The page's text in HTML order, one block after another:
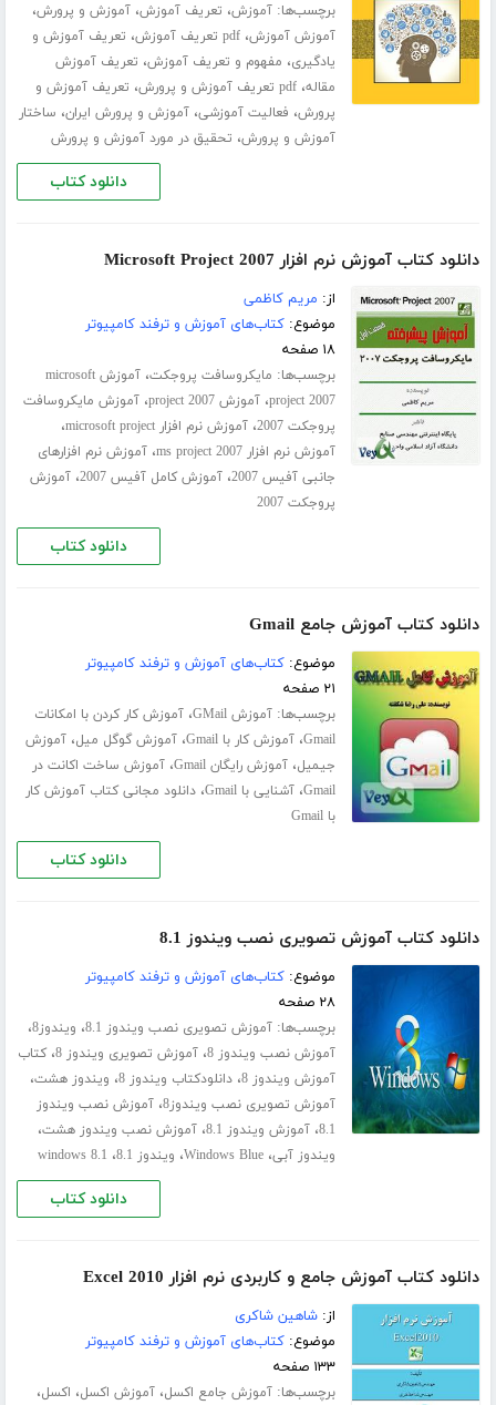
برچسب‌ها:آموزش، تعریف آموزش،آموزش و پرورش،
آموزش آموزش،pdf تعریف آموزش ، تعریف آموزش و
یادگیری، مفهوم و تعریف آموزش، تعریف آموزش
مقاله،pdf تعریف آموزش و پرورش ، تعریف آموزش و
پرورش، فعالیت آموزشی،آموزش و پرورش ایران، ساختار
آموزش و پرورش، تحقیق در مورد آموزش و پرورش
دانلود کتاب
دانلود کتاب آموزش نرم افزار Microsoft Project 2007
از: مریم کاظمی
موضوع:کتاب‌های آموزش و ترفند کامپیوتر
۱۸ صفحه
برچسب‌ها: مایکروسافت پروجکت،
آموزش microsoft
project 2007،آموزش project 2007 ،آموزش مایکروسافت
پروجکت 2007
،آموزش نرم افزار microsoft project ،
آموزش نرم افزار ms project 2007 ،آموزش نرم افزارهای
جانبی آفیس 2007
،آموزش کامل آفیس 2007 ،آموزش
پروجکت 2007
دانلود کتاب
دانلود کتاب آموزش جامع Gmail
موضوع:کتاب‌های آموزش و ترفند کامپیوتر
۲۱ صفحه
برچسب‌ها:آموزش GMail ،آموزش کار کردن با امکانات
Gmail،آموزش کار با Gmail ،آموزش گوگل میل،آموزش
جیمیل،آموزش رایگان Gmail ،آموزش ساخت اکانت در
Gmail،آشنایی با Gmail ،دانلود مجانی کتاب آموزش کار
با Gmail
دانلود کتاب
دانلود کتاب آموزش تصویری نصب ویندوز 8.1
موضوع:کتاب‌های آموزش و ترفند کامپیوتر
۲۸ صفحه
برچسب‌ها:آموزش تصویری نصب ویندوز 8.1 ، ویندوز8 ،
آموزش نصب ویندوز 8 ،آموزش تصویری ویندوز 8 ،کتاب
آموزش ویندوز 8 ،دانلودکتاب ویندوز 8 ، ویندوز هشت،
آموزش تصویری نصب ویندوز8 ،آموزش نصب ویندوز
8.1،آموزش ویندوز 8.1 ،آموزش نصب ویندوز هشت،
ویندوز آبی،Windows Blue، ویندوز 8.1 ، windows 8.1
دانلود کتاب
دانلود کتاب آموزش جامع و کاربردی نرم افزار Excel 2010
از:شاهین شاکری
موضوع:کتاب‌های آموزش و ترفند کامپیوتر
۱۳۳ صفحه
برچسب‌ها:آموزش جامع اکسل،آموزش اکسل، اکسل،